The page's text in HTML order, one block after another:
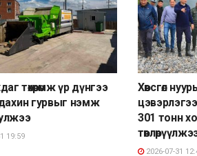
төхөөрөмж үр дүнгээ
дахин гурвыг нэмж
19:59
Хөвсгөл
301 тонн
2026-07-31